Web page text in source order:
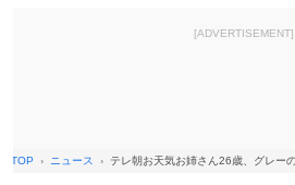
[ADVERTISEMENT]
TOP ニュース テレ朝お天気お姉さん26歳、グレー